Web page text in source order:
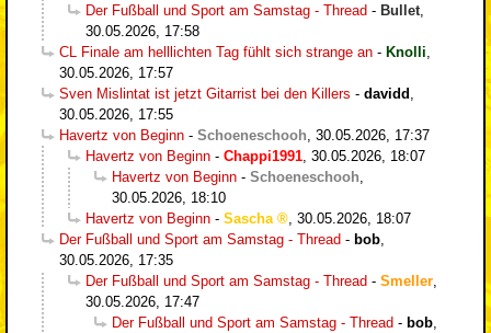
Der Fußball und Sport am Samstag - Thread - Bullet
30.05.2026, 17:58
CL Finale am helllichten Tag fühlt sich strange an - Knolli
30.05.2026, 17:57
Sven Mislintat ist jetzt Gitarrist bei den Killers - davidd
30.05.2026, 17:55
Havertz von Beginn - Schoeneschooh 30.05.2026, 17:37
Havertz von Beginn - Chappi1991 30.05.2026, 18:07
Havertz von Beginn - Schoeneschooh
30.05.2026, 18:10
Havertz von Beginn - Sascha
30.05.2026, 18:07
Der Fußball und Sport am Samstag - Thread - bob
30.05.2026, 17:35
Der Fußball und Sport am Samstag - Thread - Smeller
30.05.2026, 17:47
Der Fußball und Sport am Samstag - Thread - bob